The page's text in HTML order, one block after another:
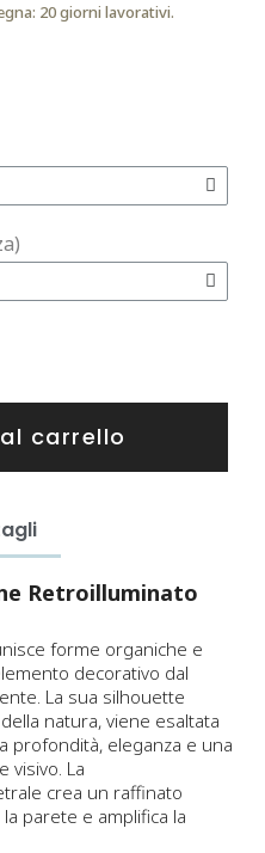
20 giorni lavorativi.
carrello
Retroilluminato
forme organiche e
decorativo dal
La sua silhouette
natura, viene esaltata
profondità, eleganza e una
visivo. La
crea un raffinato
parete e amplifica la